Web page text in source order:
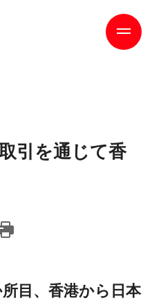
引を通じて香
目、香港から日本